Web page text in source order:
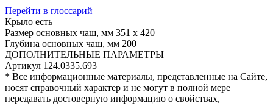
Перейти в глоссарий
Крыло есть
Размер основных чаш, мм 351 х 420
Глубина основных чаш, мм 200
ДОПОЛНИТЕЛЬНЫЕ ПАРАМЕТРЫ
Артикул 124.0335.693
* Все информационные материалы, представленные на Сайте,
носят справочный характер и не могут в полной мере
передавать достоверную информацию о свойствах,